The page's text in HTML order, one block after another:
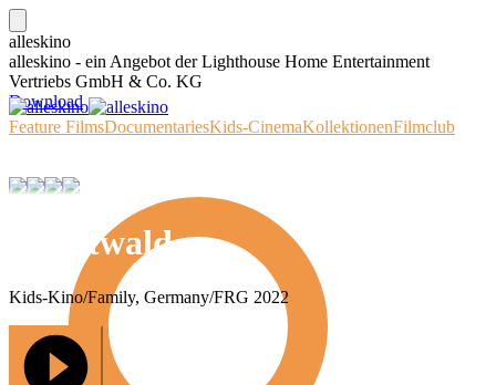
alleskino
alleskino - ein Angebot der Lighthouse Home Entertainment
Vertriebs GmbH & Co. KG
Download
Feature FilmsDocumentariesKids-CinemaKollektionenFilmclub
Nachtwald
Kids-Kino/Family, Germany/FRG 2022